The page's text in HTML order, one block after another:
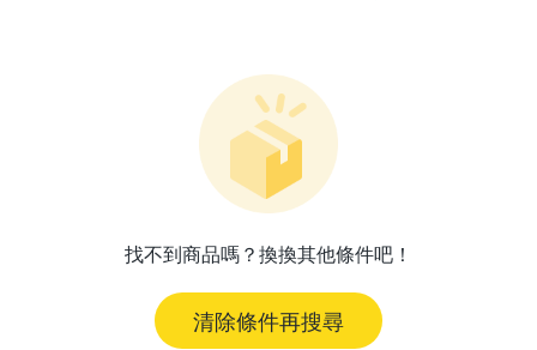
找不到商品嗎？換換其他條件吧！
清除條件再搜尋